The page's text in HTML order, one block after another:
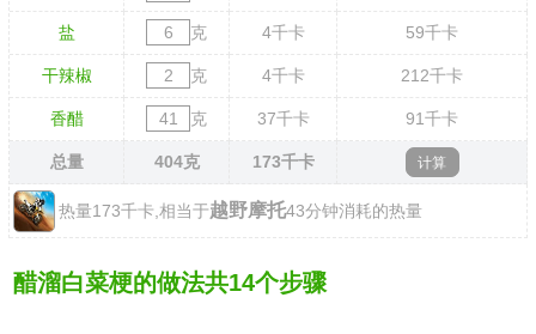
盐 克 4千卡 59千卡
干辣椒 克 4千卡 212千卡
香醋 克 37千卡 91千卡
总量 404克 173千卡
热量173千卡,相当于越野摩托43分钟消耗的热量
醋溜白菜梗的做法共14个步骤